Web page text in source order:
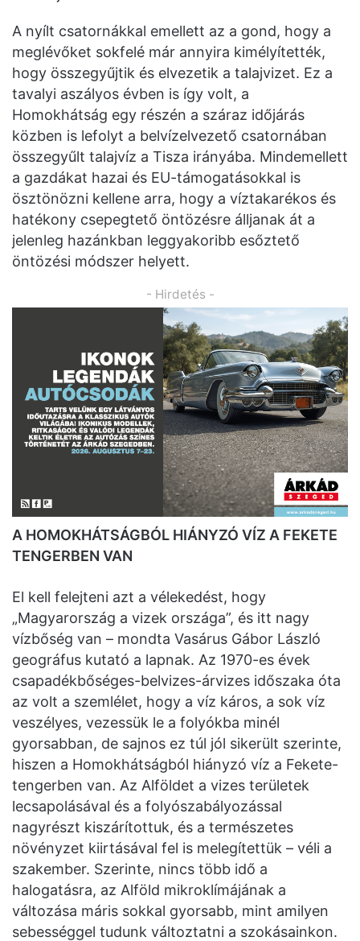
A nyílt csatornákkal emellett az a gond, hogy a
meglévőket sokfelé már annyira kimélyítették,
hogy összegyűjtik és elvezetik a talajvizet. Ez a
tavalyi aszályos évben is így volt, a
Homokhátság egy részén a száraz időjárás
közben is lefolyt a belvízelvezető csatornában
összegyűlt talajvíz a Tisza irányába. Mindemellett
a gazdákat hazai és EU-támogatásokkal is
ösztönözni kellene arra, hogy a víztakarékos és
hatékony csepegtető öntözésre álljanak át a
jelenleg hazánkban leggyakoribb esőztető
öntözési módszer helyett.
- Hirdetés -
A HOMOKHÁTSÁGBÓL HIÁNYZÓ VÍZ A FEKETE
TENGERBEN VAN
El kell felejteni azt a vélekedést, hogy
„Magyarország a vizek országa”, és itt nagy
vízbőség van – mondta Vasárus Gábor László
geográfus kutató a lapnak. Az 1970-es évek
csapadékbőséges-belvizes-árvizes időszaka óta
az volt a szemlélet, hogy a víz káros, a sok víz
veszélyes, vezessük le a folyókba minél
gyorsabban, de sajnos ez túl jól sikerült szerinte,
hiszen a Homokhátságból hiányzó víz a Fekete-
tengerben van. Az Alföldet a vizes területek
lecsapolásával és a folyószabályozással
nagyrészt kiszárítottuk, és a természetes
növényzet kiirtásával fel is melegítettük – véli a
szakember. Szerinte, nincs több idő a
halogatásra, az Alföld mikroklímájának a
változása máris sokkal gyorsabb, mint amilyen
sebességgel tudunk változtatni a szokásainkon.